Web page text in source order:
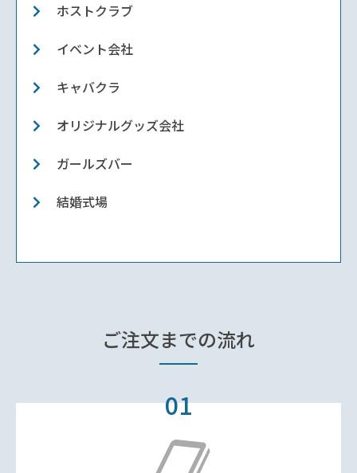
ホストクラブ
イベント会社
キャバクラ
オリジナルグッズ会社
ガールズバー
結婚式場
ご注文までの流れ
01